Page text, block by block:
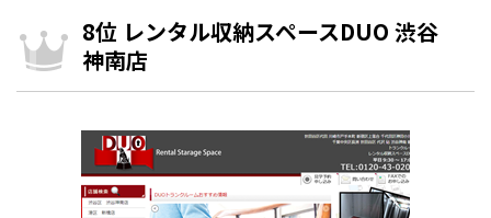
8位 レンタル収納スペースDUO 渋谷
神南店